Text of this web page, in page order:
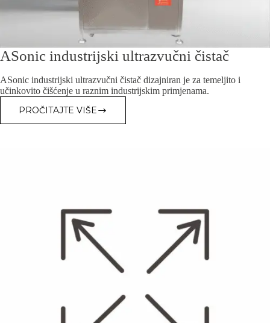
ASonic industrijski ultrazvučni čistač
ASonic industrijski ultrazvučni čistač dizajniran je za temeljito i
učinkovito čišćenje u raznim industrijskim primjenama.
PROČITAJTE VIŠE
ASONIC
INDUSTRIJSKI